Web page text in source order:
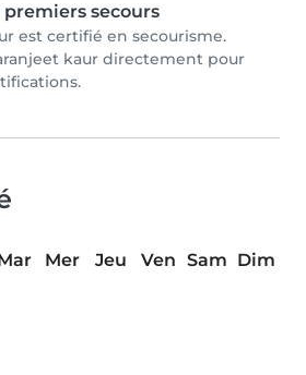
secours
est certifié en secourisme.
kaur directement pour
Mer Jeu Ven Sam Dim